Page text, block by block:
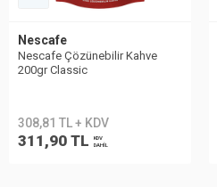
Nescafe
Nescafe Çözünebilir Kahve
200gr Classic
308,81 TL + KDV
311,90 TL
KDV
DAHİL